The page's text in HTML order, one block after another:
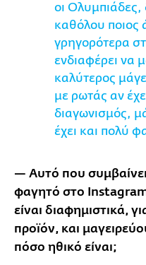
οι Ολυμπιάδες,
καθόλου ποιος
γρηγορότερα
ενδιαφέρει να
καλύτερος
με ρωτάς αν
διαγωνισμός,
έχει και πολύ
— Αυτό που
φαγητό στο
είναι διαφημιστικά,
προϊόν, και
πόσο ηθικό είναι;